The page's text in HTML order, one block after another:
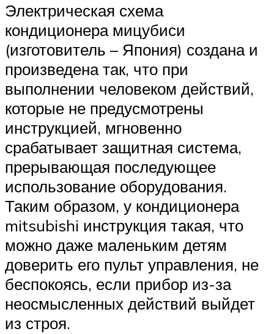
Электрическая схема
кондиционера мицубиси
(изготовитель – Япония) создана и
произведена так, что при
выполнении человеком действий,
которые не предусмотрены
инструкцией, мгновенно
срабатывает защитная система,
прерывающая последующее
использование оборудования.
Таким образом, у кондиционера
mitsubishi инструкция такая, что
можно даже маленьким детям
доверить его пульт управления, не
беспокоясь, если прибор из-за
неосмысленных действий выйдет
из строя.